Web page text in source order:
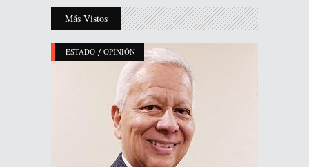
Más Vistos
ESTADO / OPINIÓN